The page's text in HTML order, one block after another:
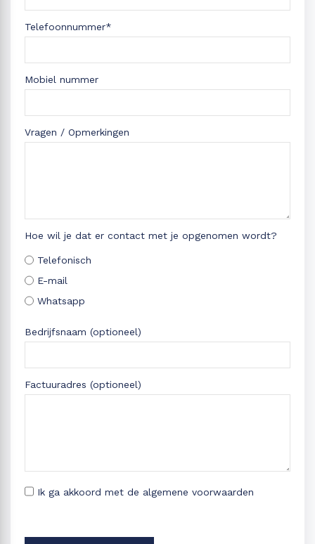
Telefoonnummer*
Mobiel nummer
Vragen / Opmerkingen
Hoe wil je dat er contact met je opgenomen wordt?
Telefonisch
E-mail
Whatsapp
Bedrijfsnaam (optioneel)
Factuuradres (optioneel)
Ik ga akkoord met de algemene voorwaarden